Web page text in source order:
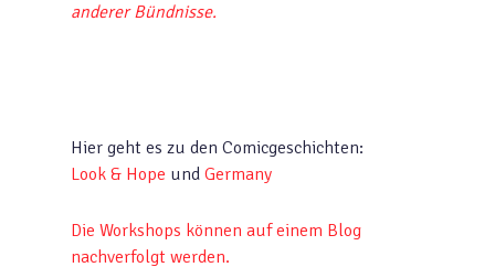
anderer Bündnisse.
Hier geht es zu den Comicgeschichten:
Look & Hope und Germany
Die Workshops können auf einem Blog
nachverfolgt werden.